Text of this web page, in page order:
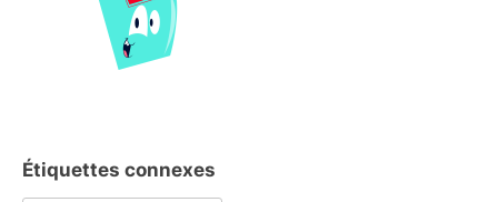
Étiquettes connexes